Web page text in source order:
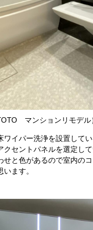
マンションリモデル
イパー洗浄を設置してい
クセントパネルを選定し
せと色があるので室内の
ます。